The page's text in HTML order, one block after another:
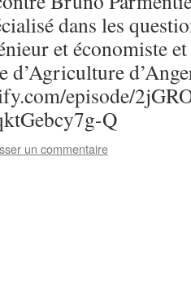
dans les
et économiste
d’Agriculture
episode/
Q
un commentaire